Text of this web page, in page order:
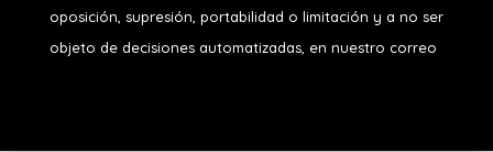
oposición, supresión, portabilidad o limitación y a no ser
objeto de decisiones automatizadas, en nuestro correo